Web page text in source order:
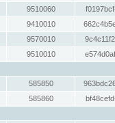
9510060
9410010
9570010
9510010
585850
585860